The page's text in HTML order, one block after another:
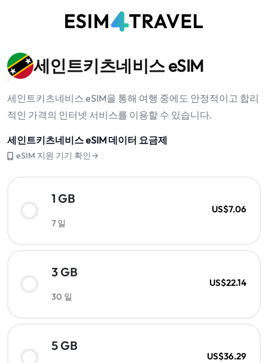
세인트키츠네비스 eSIM
세인트키츠네비스 eSIM을 통해 여행 중에도 안정적이고 합리
적인 가격의 인터넷 서비스를 이용할 수 있습니다.
세인트키츠네비스 eSIM 데이터 요금제
eSIM 지원 기기 확인→
1 GB
7 일
US$7.06
3 GB
30 일
US$22.14
5 GB
US$36.29